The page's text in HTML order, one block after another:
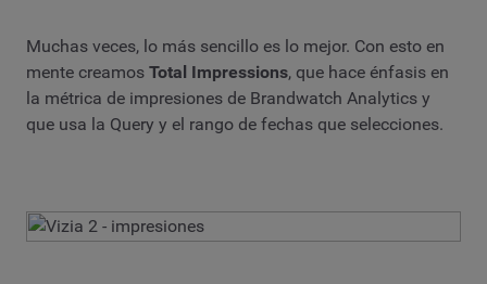
Muchas veces, lo más sencillo es lo mejor. Con esto en
mente creamos Total Impressions, que hace énfasis en
la métrica de impresiones de Brandwatch Analytics y
que usa la Query y el rango de fechas que selecciones.